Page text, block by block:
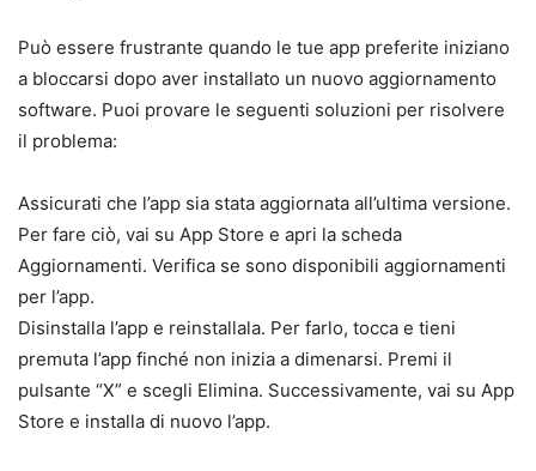
Può essere frustrante quando le tue app preferite iniziano
a bloccarsi dopo aver installato un nuovo aggiornamento
software. Puoi provare le seguenti soluzioni per risolvere
il problema:
Assicurati che l’app sia stata aggiornata all’ultima versione.
Per fare ciò, vai su App Store e apri la scheda
Aggiornamenti. Verifica se sono disponibili aggiornamenti
per l’app.
Disinstalla l’app e reinstallala. Per farlo, tocca e tieni
premuta l’app finché non inizia a dimenarsi. Premi il
pulsante “X” e scegli Elimina. Successivamente, vai su App
Store e installa di nuovo l’app.